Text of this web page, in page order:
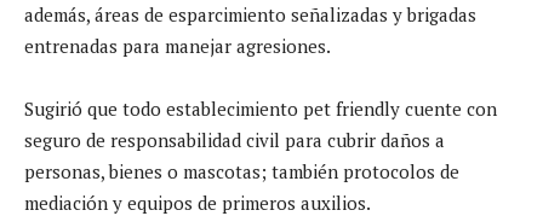
además, áreas de esparcimiento señalizadas y brigadas
entrenadas para manejar agresiones.
Sugirió que todo establecimiento pet friendly cuente con
seguro de responsabilidad civil para cubrir daños a
personas, bienes o mascotas; también protocolos de
mediación y equipos de primeros auxilios.